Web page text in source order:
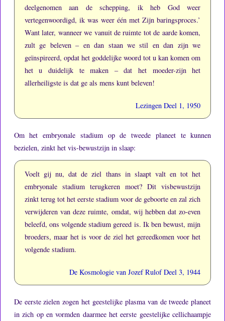
deelgenomen aan de schepping, ik heb God weer
vertegenwoordigd, ik was weer één met Zijn baringsproces.’
Want later, wanneer we vanuit de ruimte tot de aarde komen,
zult ge beleven – en dan staan we stil en dan zijn we
geïnspireerd, opdat het goddelijke woord tot u kan komen om
het u duidelijk te maken – dat het moeder-zijn het
allerheiligste is dat ge als mens kunt beleven!
Lezingen Deel 1, 1950
Om het embryonale stadium op de tweede planeet te kunnen
bezielen, zinkt het vis-bewustzijn in slaap:
Voelt gij nu, dat de ziel thans in slaapt valt en tot het
embryonale stadium terugkeren moet?Dit visbewustzijn
zinkt terug tot het eerste stadium voor de geboorte en zal zich
verwijderen van deze ruimte, omdat, wij hebben dat zo-even
beleefd, ons volgende stadium gereed is. Ik ben bewust, mijn
broeders, maar het is voor de ziel het gereedkomen voor het
volgende stadium.
De Kosmologie van Jozef Rulof Deel 3, 1944
De eerste zielen zogen het geestelijke plasma van de tweede planeet
in zich op en vormden daarmee het eerste geestelijke cellichaampje